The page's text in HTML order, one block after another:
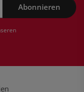
Abonnieren